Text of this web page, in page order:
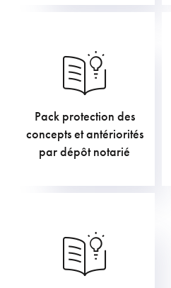
Pack protection des
concepts et antériorités
par dépôt notarié
211,75€